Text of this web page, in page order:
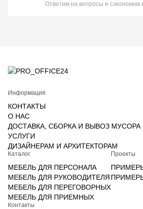
Ответим на вопросы и сэкономим
Информация
КОНТАКТЫ
О НАС
ДОСТАВКА, СБОРКА И ВЫВОЗ МУСОРА
УСЛУГИ
ДИЗАЙНЕРАМ И АРХИТЕКТОРАМ
Каталог
МЕБЕЛЬ ДЛЯ ПЕРСОНАЛА
МЕБЕЛЬ ДЛЯ РУКОВОДИТЕЛЯ
МЕБЕЛЬ ДЛЯ ПЕРЕГОВОРНЫХ
МЕБЕЛЬ ДЛЯ ПРИЕМНЫХ
Проекты
Контакты